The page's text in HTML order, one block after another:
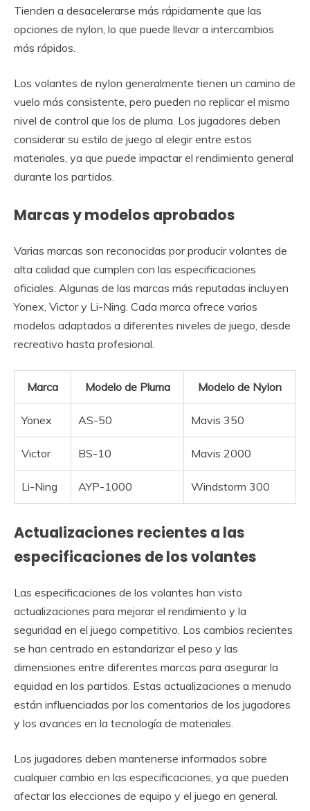
Tienden a desacelerarse más rápidamente que las
opciones de nylon, lo que puede llevar a intercambios
más rápidos.
Los volantes de nylon generalmente tienen un camino de
vuelo más consistente, pero pueden no replicar el mismo
nivel de control que los de pluma. Los jugadores deben
considerar su estilo de juego al elegir entre estos
materiales, ya que puede impactar el rendimiento general
durante los partidos.
Marcas y modelos aprobados
Varias marcas son reconocidas por producir volantes de
alta calidad que cumplen con las especificaciones
oficiales. Algunas de las marcas más reputadas incluyen
Yonex, Victor y Li-Ning. Cada marca ofrece varios
modelos adaptados a diferentes niveles de juego, desde
recreativo hasta profesional.
Marca Modelo de Pluma Modelo de Nylon
Yonex AS-50 Mavis 350
Victor BS-10 Mavis 2000
Li-Ning AYP-1000 Windstorm 300
Actualizaciones recientes a las
especificaciones de los volantes
Las especificaciones de los volantes han visto
actualizaciones para mejorar el rendimiento y la
seguridad en el juego competitivo. Los cambios recientes
se han centrado en estandarizar el peso y las
dimensiones entre diferentes marcas para asegurar la
equidad en los partidos. Estas actualizaciones a menudo
están influenciadas por los comentarios de los jugadores
y los avances en la tecnología de materiales.
Los jugadores deben mantenerse informados sobre
cualquier cambio en las especificaciones, ya que pueden
afectar las elecciones de equipo y el juego en general.